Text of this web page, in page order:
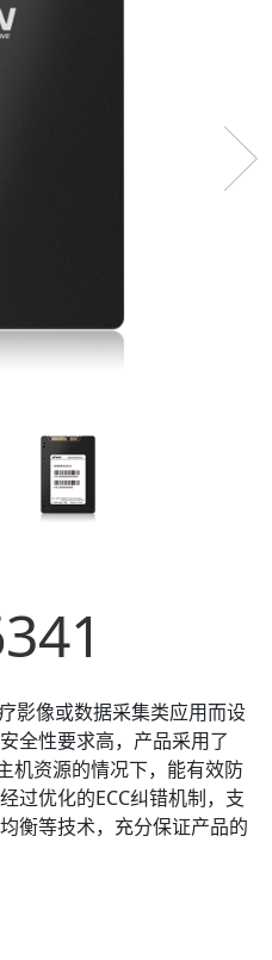
影像或数据采集类应用而设
全性要求高，产品采用了
机资源的情况下，能有效防
过优化的ECC纠错机制，支
衡等技术，充分保证产品的